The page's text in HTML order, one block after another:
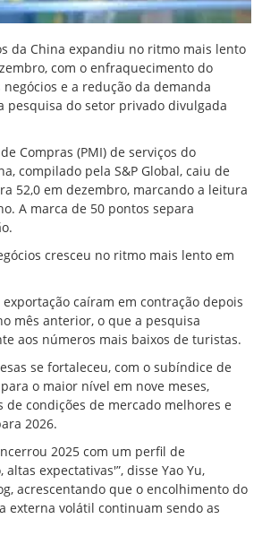
da China expandiu no ritmo mais lento
com o enfraquecimento do
e a redução da demanda
pesquisa do ‌setor privado divulgada
Compras (PMI) de serviços do
compilado pela S&P Global, caiu de
52,0 em dezembro, marcando a leitura
A marca de 50 pontos separa
cresceu no ritmo mais lento em
exportação caíram em contração depois
mês anterior, o que a pesquisa
‌aos números mais baixos de turistas.
se fortaleceu, com o subíndice de
o maior nível em nove meses,
de condições de mercado melhores e
2026.
2025 com um perfil de
altas expectativas'”, disse Yao Yu,
acrescentando que o encolhimento do
externa volátil continuam sendo as